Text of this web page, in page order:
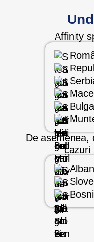
Affinity
De asemenea,
cazuri